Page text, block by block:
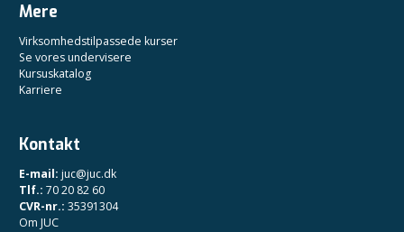
Mere
Virksomhedstilpassede kurser
Se vores undervisere
Kursuskatalog
Karriere
Kontakt
E-mail: juc@juc.dk
Tlf.: 70 20 82 60
CVR-nr.: 35391304
Om JUC